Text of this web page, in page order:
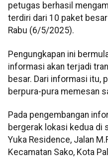
petugas berhasil
terdiri dari 10 paket
Rabu (6/5/2025).
Pengungkapan ini
informasi akan terjadi
besar. Dari informasi itu,
berpura-pura memesan
Pada pengembangan
bergerak lokasi kedua di
Yuka Residence, Jalan
Kecamatan Sako, Kota